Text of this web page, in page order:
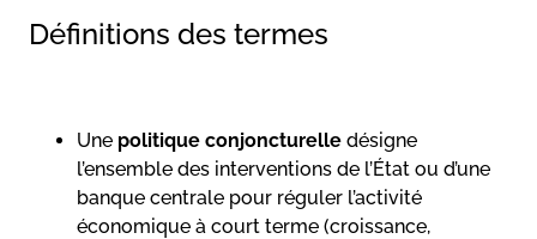
Définitions des termes
Une politique conjoncturelle désigne
l’ensemble des interventions de l’État ou d’une
banque centrale pour réguler l’activité
économique à court terme (croissance,